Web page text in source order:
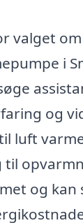
valget
i
og
luft
til
og kan